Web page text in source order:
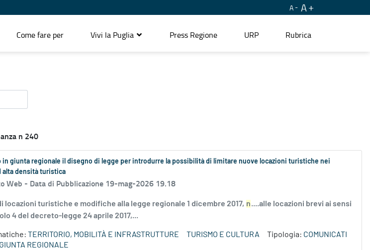
A A
Come fare per Vivi la Puglia Press Regione URP Rubrica
n 240
in giunta regionale il disegno di legge per introdurre la possibilità di limitare nuove locazioni turistiche nei
alta densità turistica
Web - Data di Pubblicazione 19-mag-2026 19.18
locazioni turistiche e modifiche alla legge regionale 1 dicembre 2017, n....alle locazioni brevi ai sensi
4 del decreto-legge 24 aprile 2017,...
TERRITORIO, MOBILITÀ E INFRASTRUTTURE TURISMO E CULTURA Tipologia: COMUNICATI
REGIONALE